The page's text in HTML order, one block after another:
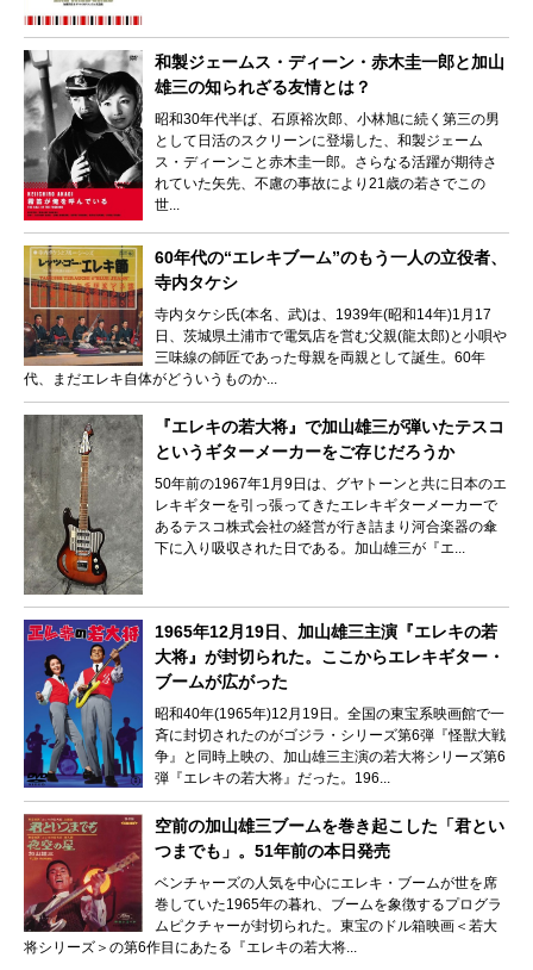
和製ジェームス・ディーン・赤木圭一郎と加山
雄三の知られざる友情とは？
昭和30年代半ば、石原裕次郎、小林旭に続く第三の男
として日活のスクリーンに登場した、和製ジェーム
ス・ディーンこと赤木圭一郎。さらなる活躍が期待さ
れていた矢先、不慮の事故により21歳の若さでこの
世...
60年代の“エレキブーム”のもう一人の立役者、
寺内タケシ
寺内タケシ氏(本名、武)は、1939年(昭和14年)1月17
日、茨城県土浦市で電気店を営む父親(龍太郎)と小唄や
三味線の師匠であった母親を両親として誕生。60年
代、まだエレキ自体がどういうものか...
『エレキの若大将』で加山雄三が弾いたテスコ
というギターメーカーをご存じだろうか
50年前の1967年1月9日は、グヤトーンと共に日本のエ
レキギターを引っ張ってきたエレキギターメーカーで
あるテスコ株式会社の経営が行き詰まり河合楽器の傘
下に入り吸収された日である。加山雄三が『エ...
1965年12月19日、加山雄三主演『エレキの若
大将』が封切られた。ここからエレキギター・
ブームが広がった
昭和40年(1965年)12月19日。全国の東宝系映画館で一
斉に封切されたのがゴジラ・シリーズ第6弾『怪獣大戦
争』と同時上映の、加山雄三主演の若大将シリーズ第6
弾『エレキの若大将』だった。196...
空前の加山雄三ブームを巻き起こした「君とい
つまでも」。51年前の本日発売
ベンチャーズの人気を中心にエレキ・ブームが世を席
巻していた1965年の暮れ、ブームを象徴するプログラ
ムピクチャーが封切られた。東宝のドル箱映画＜若大
将シリーズ＞の第6作目にあたる『エレキの若大将...